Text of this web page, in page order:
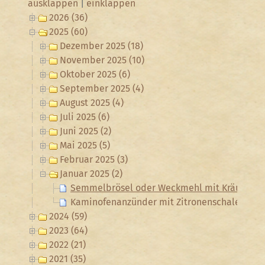
ausklappen
einklappen
2026 (36)
2025 (60)
Dezember 2025 (18)
November 2025 (10)
Oktober 2025 (6)
September 2025 (4)
August 2025 (4)
Juli 2025 (6)
Juni 2025 (2)
Mai 2025 (5)
Februar 2025 (3)
Januar 2025 (2)
Semmelbrösel oder Weckmehl mit Kräutern
Kaminofenanzünder mit Zitronenschalen
2024 (59)
2023 (64)
2022 (21)
2021 (35)